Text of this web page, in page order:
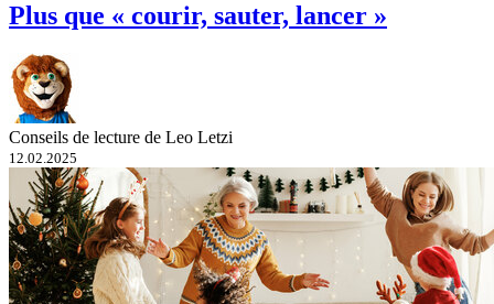
Plus que « courir, sauter, lancer »
Conseils de lecture de Leo Letzi
12.02.2025